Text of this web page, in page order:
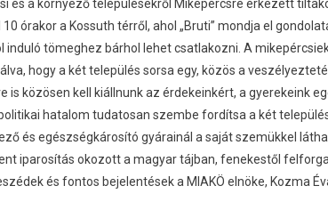
és a környező településekről Mikepércsre érkezett
10 órakor a Kossuth térről, ahol „Bruti” mondja el
induló tömeghez bárhol lehet csatlakozni. A
hogy a két település sorsa egy, közös a
is közösen kell kiállnunk az érdekeinkért, a gyerekeink
hatalom tudatosan szembe fordítsa a két
és egészségkárosító gyárainál a saját szemükkel
iparosítás okozott a magyar tájban, fenekestől
és fontos bejelentések a MIAKÖ elnöke, Kozma